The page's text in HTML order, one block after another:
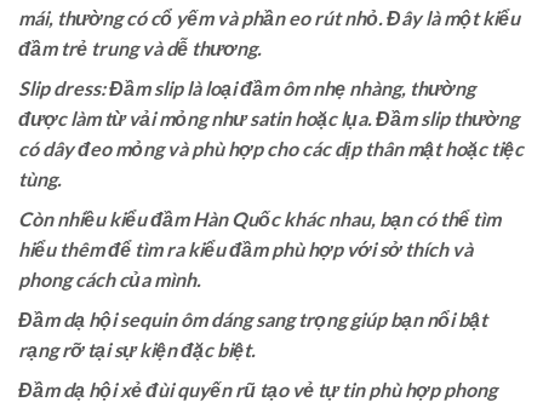
mái, thường có cổ yếm và phần eo rút nhỏ. Đây là một kiểu
đầm trẻ trung và dễ thương.
Slip dress: Đầm slip là loại đầm ôm nhẹ nhàng, thường
được làm từ vải mỏng như satin hoặc lụa. Đầm slip thường
có dây đeo mỏng và phù hợp cho các dịp thân mật hoặc tiệc
tùng.
Còn nhiều kiểu đầm Hàn Quốc khác nhau, bạn có thể tìm
hiểu thêm để tìm ra kiểu đầm phù hợp với sở thích và
phong cách của mình.
Đầm dạ hội sequin ôm dáng sang trọng giúp bạn nổi bật
rạng rỡ tại sự kiện đặc biệt.
Đầm dạ hội xẻ đùi quyến rũ tạo vẻ tự tin phù hợp phong